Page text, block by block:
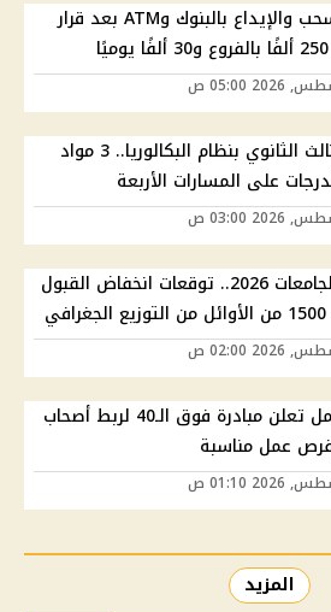
حدود السحب والإيداع بالبنوك وATM بعد قرار
الصف الثالث الثانوي بنظام البكالوريا.. 3 مواد
على المسارات الأربعة
تنسيق الجامعات 2026.. توقعات انخفاض القبول
وزارة العمل تعلن مبادرة فوق الـ40 لربط أصحاب
عمل مناسبة
المزيد